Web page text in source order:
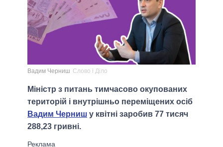
Вадим Черниш Слово і Діло
Міністр з питань тимчасово окупованих
територій і внутрішньо переміщених осіб
Вадим Черниш у квітні заробив 77 тисяч
288,23 гривні.